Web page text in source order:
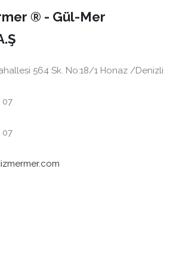
® - Gül-Mer
564 Sk. No:18/1 Honaz /Denizli
07
07